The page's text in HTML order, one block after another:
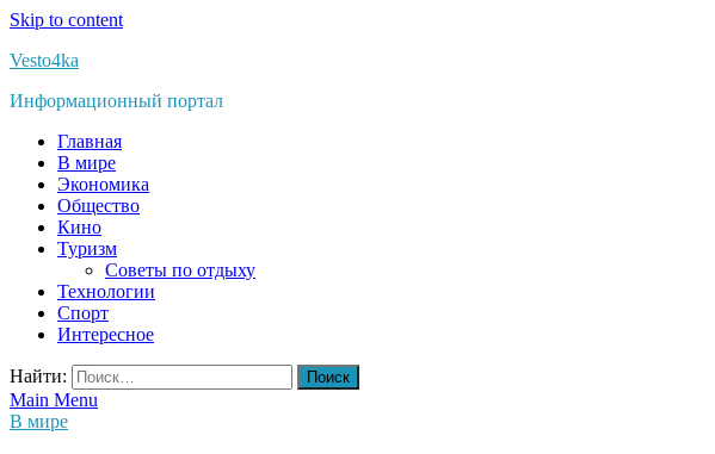
Skip to content
Vesto4ka
Информационный портал
Главная
В мире
Экономика
Общество
Кино
Туризм
Советы по отдыху
Технологии
Спорт
Интересное
Найти:
Main Menu
В мире